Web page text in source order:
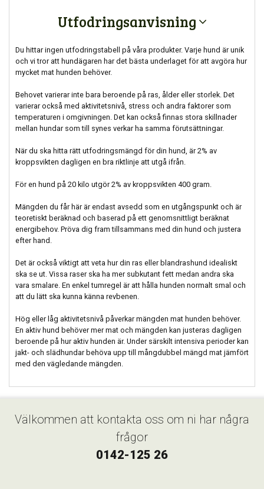
Utfodringsanvisning
Du hittar ingen utfodringstabell på våra produkter. Varje hund är unik
och vi tror att hundägaren har det bästa underlaget för att avgöra hur
mycket mat hunden behöver.
Behovet varierar inte bara beroende på ras, ålder eller storlek. Det
varierar också med aktivitetsnivå, stress och andra faktorer som
temperaturen i omgivningen. Det kan också finnas stora skillnader
mellan hundar som till synes verkar ha samma förutsättningar.
När du ska hitta rätt utfodringsmängd för din hund, är 2% av
kroppsvikten dagligen en bra riktlinje att utgå ifrån.
För en hund på 20 kilo utgör 2% av kroppsvikten 400 gram.
Mängden du får här är endast avsedd som en utgångspunkt och är
teoretiskt beräknad och baserad på ett genomsnittligt beräknat
energibehov. Pröva dig fram tillsammans med din hund och justera
efter hand.
Det är också viktigt att veta hur din ras eller blandrashund idealiskt
ska se ut. Vissa raser ska ha mer subkutant fett medan andra ska
vara smalare. En enkel tumregel är att hålla hunden normalt smal och
att du lätt ska kunna känna revbenen.
Hög eller låg aktivitetsnivå påverkar mängden mat hunden behöver.
En aktiv hund behöver mer mat och mängden kan justeras dagligen
beroende på hur aktiv hunden är. Under särskilt intensiva perioder kan
jakt- och slädhundar behöva upp till mångdubbel mängd mat jämfört
med den vägledande mängden.
Välkommen att kontakta oss om ni har några
frågor
0142-125 26